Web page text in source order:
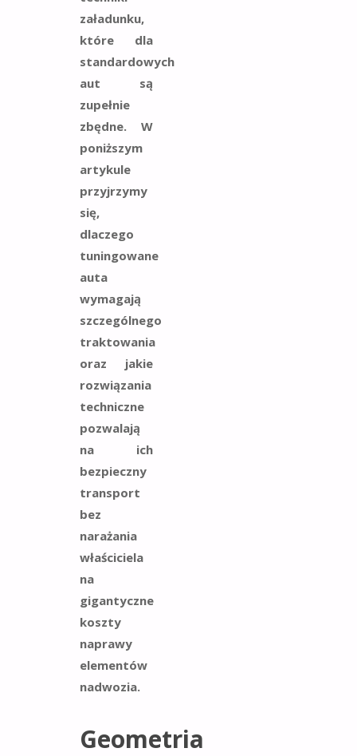
załadunku,
które dla
standardowych
aut są
zupełnie
zbędne. W
poniższym
artykule
przyjrzymy
się,
dlaczego
tuningowane
auta
wymagają
szczególnego
traktowania
oraz jakie
rozwiązania
techniczne
pozwalają
na ich
bezpieczny
transport
bez
narażania
właściciela
na
gigantyczne
koszty
naprawy
elementów
nadwozia.
Geometria